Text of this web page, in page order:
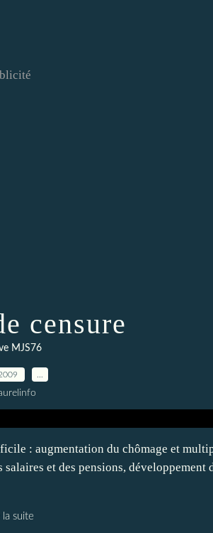
censure
MJS76
: augmentation du chômage et
et des pensions, développement
la suite